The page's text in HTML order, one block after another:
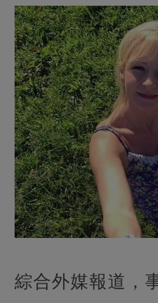
綜合外媒報道，